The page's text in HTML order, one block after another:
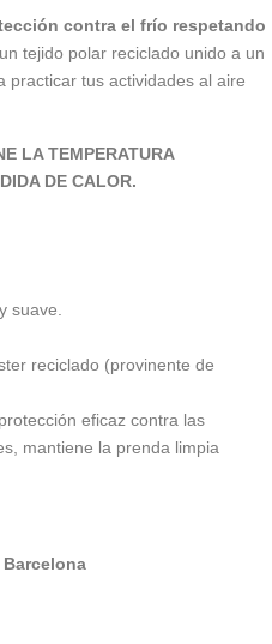
contra el frío respetando
tejido polar reciclado unido a un
practicar tus actividades al aire
LA TEMPERATURA
DE CALOR.
suave.
reciclado (provinente de
eficaz contra las
mantiene la prenda limpia